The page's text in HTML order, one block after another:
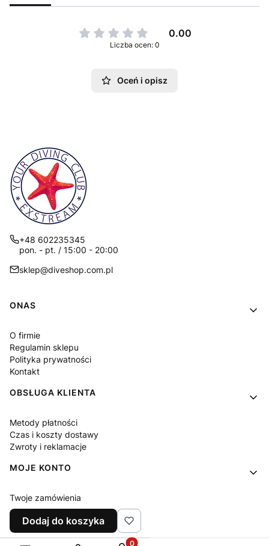
0.00
Liczba ocen: 0
Oceń i opisz
+48 602235345
pon. - pt. / 15:00 - 20:00
sklep@diveshop.com.pl
Linki w stopce
ONAS
O firmie
Regulamin sklepu
Polityka prywatności
Kontakt
OBSŁUGA KLIENTA
Metody płatności
Czas i koszty dostawy
Zwroty i reklamacje
MOJE KONTO
Twoje zamówienia
Ustawienia konta
Ulubione
Dodaj do koszyka